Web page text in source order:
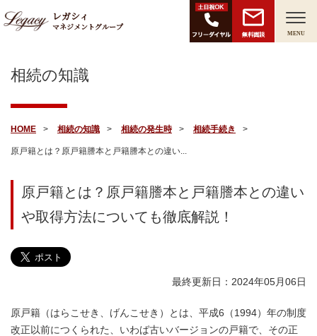
レガシィ
マネジメントグループ
無料面談 MENU
相続の知識
HOME 相続の知識 相続の発生時 相続手続き
原戸籍とは？原戸籍謄本と戸籍謄本との違い...
原戸籍とは？原戸籍謄本と戸籍謄本との違い
や取得方法についても徹底解説！
最終更新日：2024年05月06日
原戸籍（はらこせき、げんこせき）とは、平成6（1994）年の制度
改正以前につくられた、いわば古いバージョンの戸籍で、その正